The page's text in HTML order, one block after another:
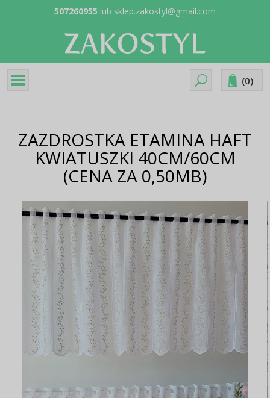
507260955 lub sklep.zakostyl@gmail.com
(0)
ZAZDROSTKA ETAMINA HAFT
KWIATUSZKI 40CM/60CM
(CENA ZA 0,50MB)